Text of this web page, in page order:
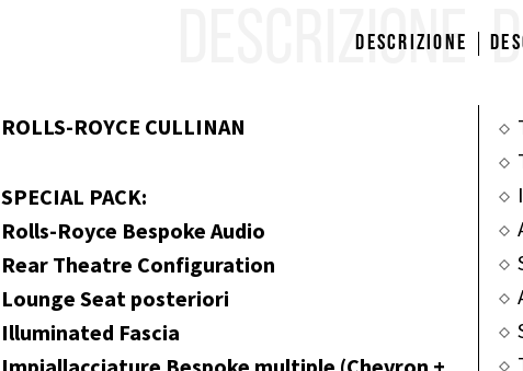
DESCRIZIONE
Descrizione
ROLLS-ROYCE CULLINAN
SPECIAL PACK:
Rolls-Royce Bespoke Audio
Rear Theatre Configuration
Lounge Seat posteriori
Illuminated Fascia